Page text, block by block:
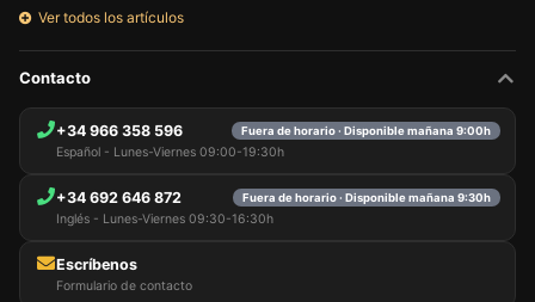
Ver todos los artículos
Contacto
+34 966 358 596 Fuera de horario · Disponible mañana 9:00h
Español - Lunes-Viernes 09:00-19:30h
+34 692 646 872 Fuera de horario · Disponible mañana 9:30h
Inglés - Lunes-Viernes 09:30-16:30h
Escríbenos
Formulario de contacto